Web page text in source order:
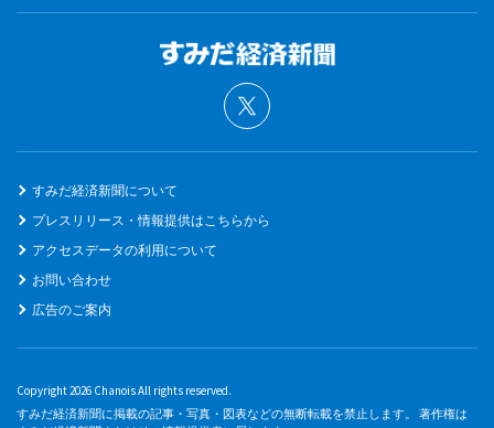
すみだ経済新聞について
プレスリリース・情報提供はこちらから
アクセスデータの利用について
お問い合わせ
広告のご案内
Copyright 2026 Chanois All rights reserved.
すみだ経済新聞に掲載の記事・写真・図表などの無断転載を禁止します。 著作権は